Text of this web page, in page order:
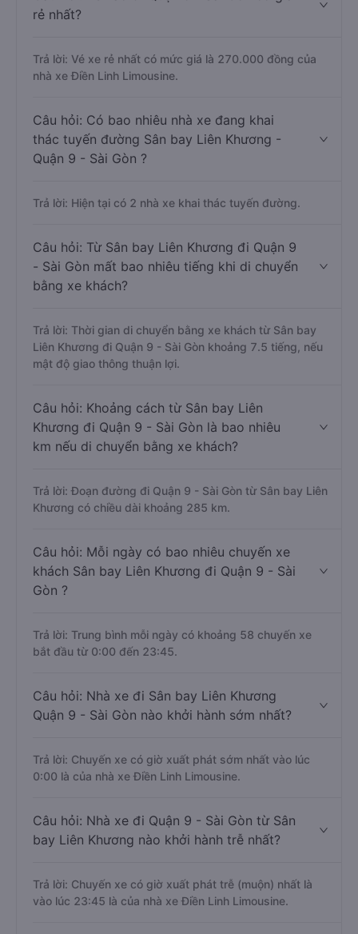
Linh Limousine, Tân Quang Dũng.
Câu hỏi: Xe nào đi Quận 9 - Sài Gòn có giá
rẻ nhất?
Trả lời: Vé xe rẻ nhất có mức giá là 270.000 đồng của
nhà xe Điền Linh Limousine.
thác tuyến đường Sân bay Liên Khương -
Trả lời: Hiện tại có 2 nhà xe khai thác tuyến đường.
- Sài Gòn mất bao nhiêu tiếng khi di chuyển
bằng xe khách?
Liên Khương đi Quận 9 - Sài Gòn khoảng 7.5 tiếng, nếu
mật độ giao thông thuận lợi.
Khương đi Quận 9 - Sài Gòn là bao nhiêu
km nếu di chuyển bằng xe khách?
Trả lời: Đoạn đường đi Quận 9 - Sài Gòn từ Sân bay Liên
Khương có chiều dài khoảng 285 km.
khách Sân bay Liên Khương đi Quận 9 - Sài
Gòn ?
Trả lời: Trung bình mỗi ngày có khoảng 58 chuyến xe
bắt đầu từ 0:00 đến 23:45.
Câu hỏi: Nhà xe đi Sân bay Liên Khương
Quận 9 - Sài Gòn nào khởi hành sớm nhất?
Trả lời: Chuyến xe có giờ xuất phát sớm nhất vào lúc
0:00 là của nhà xe Điền Linh Limousine.
Câu hỏi: Nhà xe đi Quận 9 - Sài Gòn từ Sân
bay Liên Khương nào khởi hành trễ nhất?